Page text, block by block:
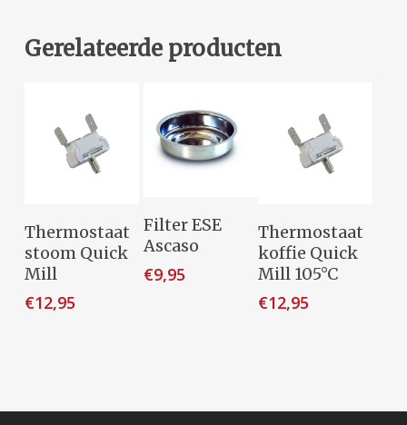
Gerelateerde producten
Toevoegen
Aan
Winkelwagen
Thermostaat
stoom Quick
Mill
€12,95
Toevoegen
Filter ESE
Ascaso
€9,95
Toevoegen
Aan
Winkelwagen
Thermostaat
koffie Quick
Mill 105°C
€12,95